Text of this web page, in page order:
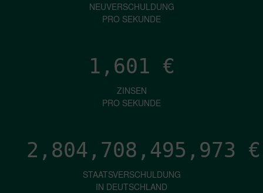
NEUVERSCHULDUNG
PRO SEKUNDE
1,601 €
ZINSEN
PRO SEKUNDE
2,804,708,498,512 €
STAATSVERSCHULDUNG
IN DEUTSCHLAND